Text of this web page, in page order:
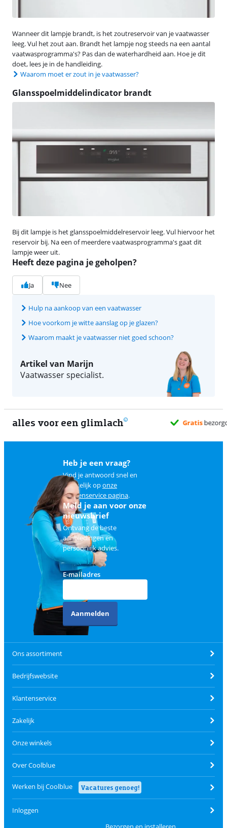
Wanneer dit lampje brandt, is het zoutreservoir van je vaatwasser
leeg. Vul het zout aan. Brandt het lampje nog steeds na een aantal
vaatwasprogramma's? Pas dan de waterhardheid aan. Hoe je dit
doet, lees je in de handleiding.
Waarom moet er zout in je vaatwasser?
Glansspoelmiddelindicator brandt
Bij dit lampje is het glansspoelmiddelreservoir leeg. Vul hiervoor het
reservoir bij. Na een of meerdere vaatwasprogramma's gaat dit
lampje weer uit.
Heeft deze pagina je geholpen?
Ja Nee
Hulp na aankoop van een vaatwasser
Hoe voorkom je witte aanslag op je glazen?
Waarom maakt je vaatwasser niet goed schoon?
Artikel van Marijn
Vaatwasser specialist.
alles voor een glimlach
Heb je een vraag?
Vind je antwoord snel en
makkelijk oponze
klantenservice pagina.
Meld je aan voor onze
nieuwsbrief
Ontvang de beste
aanbiedingen en
persoonlijk advies.
E-mailadres
Aanmelden
Ons assortiment
Bedrijfswebsite
Klantenservice
Zakelijk
Onze winkels
Over Coolblue
Werken bij Coolblue Vacatures genoeg!
Inloggen